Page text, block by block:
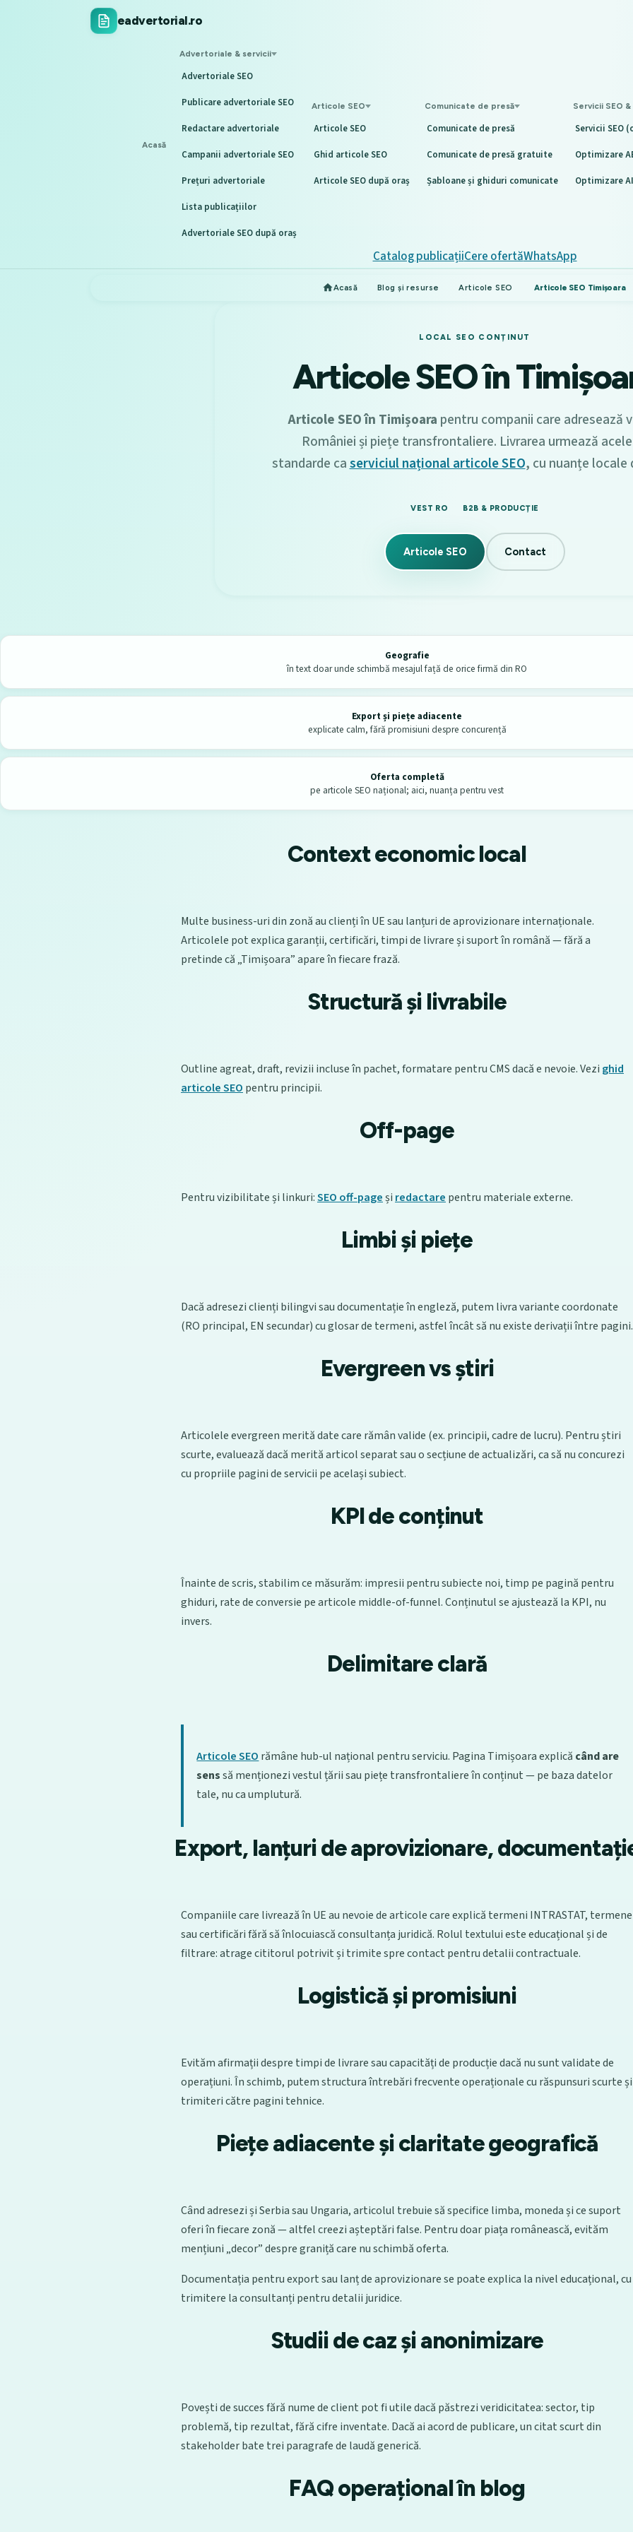
eadvertorial.ro
Acasă
Advertoriale & servicii
Advertoriale SEO
Publicare advertoriale SEO
Redactare advertoriale
Campanii advertoriale SEO
Prețuri advertoriale
Lista publicațiilor
Advertoriale SEO după oraș
Articole SEO
Articole SEO
Ghid articole SEO
Articole SEO după oraș
Comunicate de presă
Comunicate de presă
Comunicate de presă gratuite
Șabloane și ghiduri comunicate
Servicii SEO
Servicii SEO
Optimizare
Optimizare
Catalog publicațiiCere ofertăWhatsApp
Acasă Blog și resurse Articole SEO Articole SEO Timișoara
LOCAL SEO CONȚINUT
Articole SEO în
Articole SEO în Timișoara pentru companii care adresează
României și piețe transfrontaliere. Livrarea urmează
standarde caserviciul național articole SEO, cu nuanțe locale
VEST RO B2B & PRODUCȚIE
Articole SEO Contact
Geografie
în text doar unde schimbă mesajul față de orice firmă din RO
Export și piețe adiacente
explicate calm, fără promisiuni despre concurență
Oferta completă
pe articole SEO național; aici, nuanța pentru vest
Context economic local
Multe business-uri din zonă au clienți în UE sau lanțuri de aprovizionare internaționale.
Articolele pot explica garanții, certificări, timpi de livrare și suport în română — fără a
pretinde că „Timișoara” apare în fiecare frază.
Structură și livrabile
Outline agreat, draft, revizii incluse în pachet, formatare pentru CMS dacă e nevoie. Vezi ghid
articole SEO pentru principii.
Off-page
Pentru vizibilitate și linkuri:SEO off-pageși redactare pentru materiale externe.
Limbi și piețe
Dacă adresezi clienți bilingvi sau documentație în engleză, putem livra variante coordonate
(RO principal, EN secundar) cu glosar de termeni, astfel încât să nu existe derivații între pagini.
Evergreen vs știri
Articolele evergreen merită date care rămân valide (ex. principii, cadre de lucru). Pentru știri
scurte, evaluează dacă merită articol separat sau o secțiune de actualizări, ca să nu concurezi
cu propriile pagini de servicii pe același subiect.
KPI de conținut
Înainte de scris, stabilim ce măsurăm: impresii pentru subiecte noi, timp pe pagină pentru
ghiduri, rate de conversie pe articole middle-of-funnel. Conținutul se ajustează la KPI, nu
invers.
Delimitare clară
Articole SEO rămâne hub-ul național pentru serviciu. Pagina Timișoara explică când are
senssă menționezi vestul țării sau piețe transfrontaliere în conținut — pe baza datelor
tale, nu ca umplutură.
Export, lanțuri de aprovizionare,
Companiile care livrează în UE au nevoie de articole care explică termeni INTRASTAT, termene
sau certificări fără să înlocuiască consultanța juridică. Rolul textului este educațional și de
filtrare: atrage cititorul potrivit și trimite spre contact pentru detalii contractuale.
Logistică și promisiuni
Evităm afirmații despre timpi de livrare sau capacități de producție dacă nu sunt validate de
operațiuni. În schimb, putem structura întrebări frecvente operaționale cu răspunsuri scurte și
trimiteri către pagini tehnice.
Piețe adiacente și claritate geografică
Când adresezi și Serbia sau Ungaria, articolul trebuie să specifice limba, moneda și ce suport
oferi în fiecare zonă — altfel creezi așteptări false. Pentru doar piața românească, evităm
mențiuni „decor” despre graniță care nu schimbă oferta.
Documentația pentru export sau lanț de aprovizionare se poate explica la nivel educațional, cu
trimitere la consultanți pentru detalii juridice.
Studii de caz și anonimizare
Povești de succes fără nume de client pot fi utile dacă păstrezi veridicitatea: sector, tip
problemă, tip rezultat, fără cifre inventate. Dacă ai acord de publicare, un citat scurt din
stakeholder bate trei paragrafe de laudă generică.
FAQ operațional în blog